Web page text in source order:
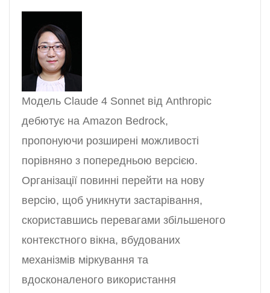
Модель Claude 4 Sonnet від Anthropic
дебютує на Amazon Bedrock,
пропонуючи розширені можливості
порівняно з попередньою версією.
Організації повинні перейти на нову
версію, щоб уникнути застарівання,
скориставшись перевагами збільшеного
контекстного вікна, вбудованих
механізмів міркування та
вдосконаленого використання